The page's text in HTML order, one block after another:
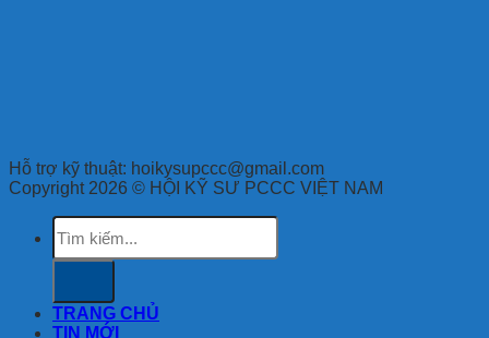
Hỗ trợ kỹ thuật: hoikysupccc@gmail.com
Copyright 2026 © HỘI KỸ SƯ PCCC VIỆT NAM
Tìm
kiếm:
TRANG CHỦ
TIN MỚI